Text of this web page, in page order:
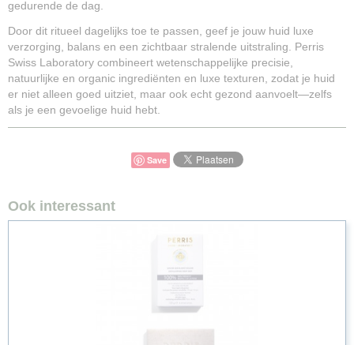
gedurende de dag.
Door dit ritueel dagelijks toe te passen, geef je jouw huid luxe
verzorging, balans en een zichtbaar stralende uitstraling. Perris
Swiss Laboratory combineert wetenschappelijke precisie,
natuurlijke en organic ingrediënten en luxe texturen, zodat je huid
er niet alleen goed uitziet, maar ook echt gezond aanvoelt—zelfs
als je een gevoelige huid hebt.
Save
Ook interessant